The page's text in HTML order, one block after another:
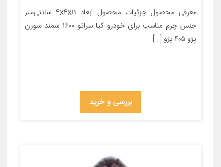
معرفی محصول جزئیات محصول ابعاد ۴x۴x۱۱ سانتی‌متر
جنس چرم مناسب برای خودرو کیا سراتو ۱۶۰۰ سمند سورن
پژو ۴۰۵ پژو […]
بررسی و خرید